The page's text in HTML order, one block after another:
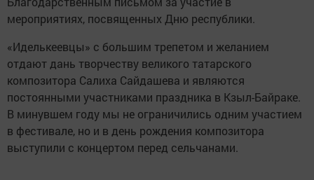
мероприятиях, посвященных Дню республики.
«Иделькеевцы» с большим трепетом и желанием
отдают дань творчеству великого татарского
композитора Салиха Сайдашева и являются
постоянными участниками праздника в Кзыл-Байраке.
В минувшем году мы не ограничились одним участием
в фестивале, но и в день рождения композитора
выступили с концертом перед сельчанами.